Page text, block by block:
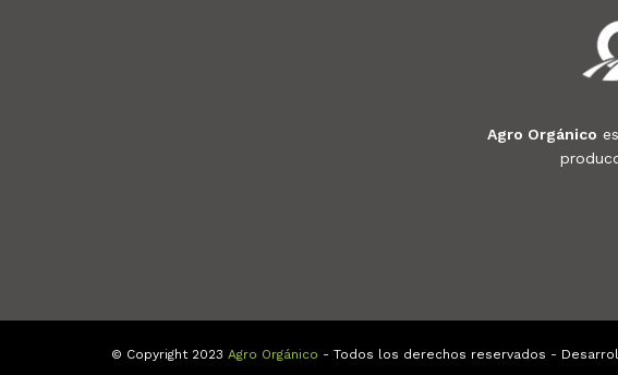
Agro Orgánico
© Copyright 2023 Agro Orgánico - Todos los derechos reservados -